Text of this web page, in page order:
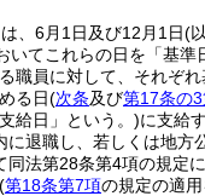
、6月1日及び12月1日(
いてこれらの日を「基準
職員に対して、それぞ
る日(次条及び第17条の
給日」という。)に支給す
に退職し、若しくは地方
同法第28条第4項の規定
(第18条第7項の規定の適